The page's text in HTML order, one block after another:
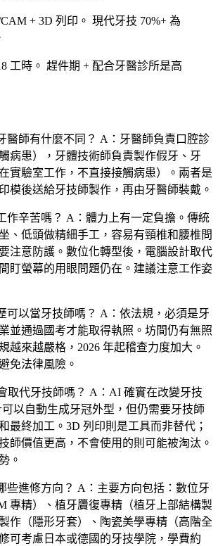
+ 3D 列印。 現代牙技 70%+ 為
工時。 趕件期 + 配合牙醫診所是高
醫師有什麼不同？ A：牙醫師負責口腔診
病患），牙體技術師負責製作假牙、牙
實驗室工作，不直接接觸病患）。兩者是
模後送給牙技師製作，再由牙醫師裝戴。
作辛苦嗎？ A：體力上有一定負擔。傳統
、低頭做精細手工，容易有頸椎和腰椎問
注意防護。數位化轉型後，電腦設計取代
盯螢幕的用眼問題仍在。建議注意工作姿
可以當牙技師嗎？ A：依法規，必須是牙
並通過國考才能取得執照。坊間仍有無照
越來越嚴格，2026 年起稽查力度加大。
免法律風險。
取代牙技師嗎？ A：AI 確實在改變牙技
以自動生成牙冠外型，但仍需要牙技師
最終加工。3D 列印則是工具而非替代；
師價值更高，不會使用的則可能被淘汰。
。
些進修方向？ A：主要方向包括：數位牙
專精）、植牙贗復專精（植牙上部結構製
作（隱形牙套）、陶瓷美學專精（高階全
可考慮日本或德國的牙技學院，學費約